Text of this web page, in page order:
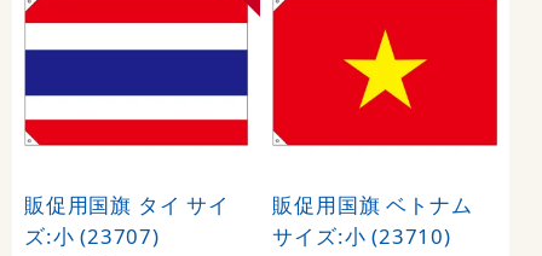
販促用国旗 タイ サイ
ズ:小 (23707)
販促用国旗 ベトナム
サイズ:小 (23710)